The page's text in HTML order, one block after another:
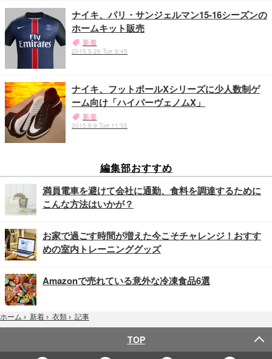
ナイキ、パリ・サンジェルマン15-16シーズンの
ホームキット販売
新着
2015.5.26 Tue 8:45
ナイキ、フットボールXシリーズに少人数制ゲ
ーム向け「ハイパーヴェノムX」
新着
2015.6.9 Tue 11:55
編集部おすすめ
満員電車を避けて会社に通勤、食料を調達するために
こんな方法はいかが？
お家で過ごす時間が増えた今こそチャレンジ！おすす
めの室内トレーニンググッズ
Amazonで売れている意外な冷凍食品6選
ホーム › 新着 › 衣類 › 記事
TOP